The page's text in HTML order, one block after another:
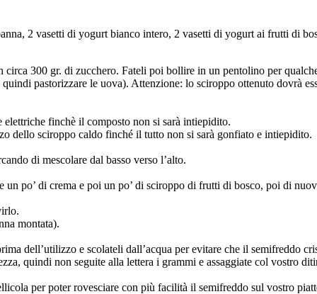
2 vasetti di yogurt bianco intero, 2 vasetti di yogurt ai frutti di
300 gr. di zucchero. Fateli poi bollire in un pentolino per
pastorizzare le uova). Attenzione: lo sciroppo ottenuto dovrà
finchè il composto non si sarà intiepidito.
dello sciroppo caldo finché il tutto non si sarà gonfiato e intiepidito.
di mescolare dal basso verso l’alto.
po’ di crema e poi un po’ di sciroppo di frutti di bosco, poi di
montata).
dell’utilizzo e scolateli dall’acqua per evitare che il semifreddo
quindi non seguite alla lettera i grammi e assaggiate col vostro
per poter rovesciare con più facilità il semifreddo sul vostro